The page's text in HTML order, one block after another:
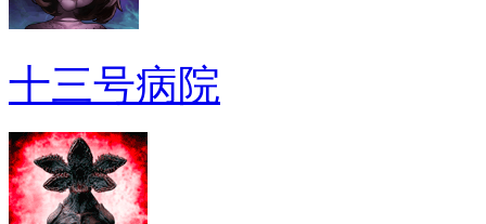
十三号病院